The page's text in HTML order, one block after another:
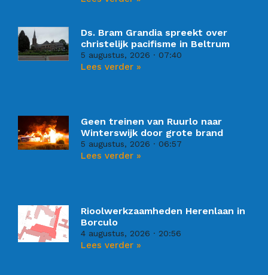
Ds. Bram Grandia spreekt over
christelijk pacifisme in Beltrum
5 augustus, 2026 07:40
Lees verder »
Geen treinen van Ruurlo naar
Winterswijk door grote brand
5 augustus, 2026 06:57
Lees verder »
Rioolwerkzaamheden Herenlaan in
Borculo
4 augustus, 2026 20:56
Lees verder »